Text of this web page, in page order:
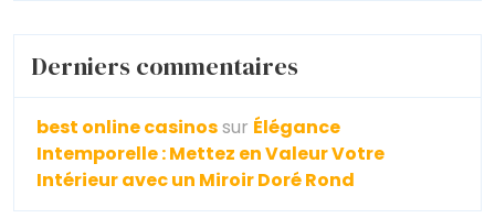
Derniers commentaires
best online casinossur Élégance
Intemporelle : Mettez en Valeur Votre
Intérieur avec un Miroir Doré Rond